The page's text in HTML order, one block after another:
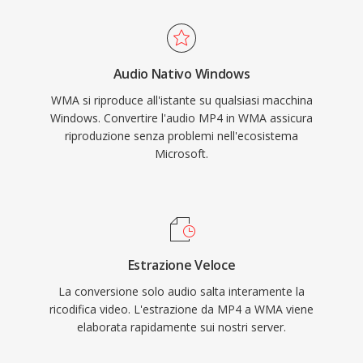
Windows, senza necessità di software di terze
parti per la riproduzione su qualsiasi macchina
Windows. Il supporto multipiattaforma è
migliorato grazie a librerie come FFmpeg e
GStreamer, sebbene WMA resti meno
universalmente compatibile rispetto a MP3 o
legacy, anche se codec più recenti ne hanno
largamente preso il posto per streaming e uso
Audio Nativo Windows
WMA si riproduce all'istante su qualsiasi macchina
Windows. Convertire l'audio MP4 in WMA assicura
riproduzione senza problemi nell'ecosistema
Microsoft.
Estrazione Veloce
La conversione solo audio salta interamente la
ricodifica video. L'estrazione da MP4 a WMA viene
elaborata rapidamente sui nostri server.